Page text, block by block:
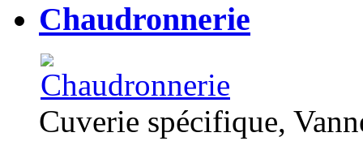
Chaudronnerie
Cuverie spécifique,